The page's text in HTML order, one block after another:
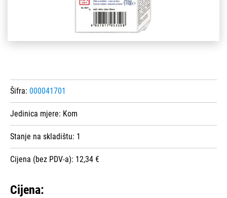
Šifra: 000041701
Jedinica mjere: Kom
Stanje na skladištu: 1
Cijena (bez PDV-a): 12,34 €
Cijena: